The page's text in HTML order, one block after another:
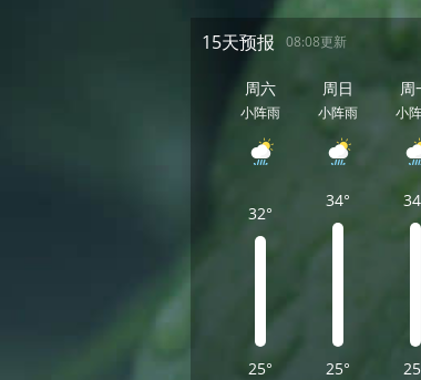
15天预报 08:08更新
周六
小阵雨
32°
25°
周日
小阵雨
34°
25°
周
小